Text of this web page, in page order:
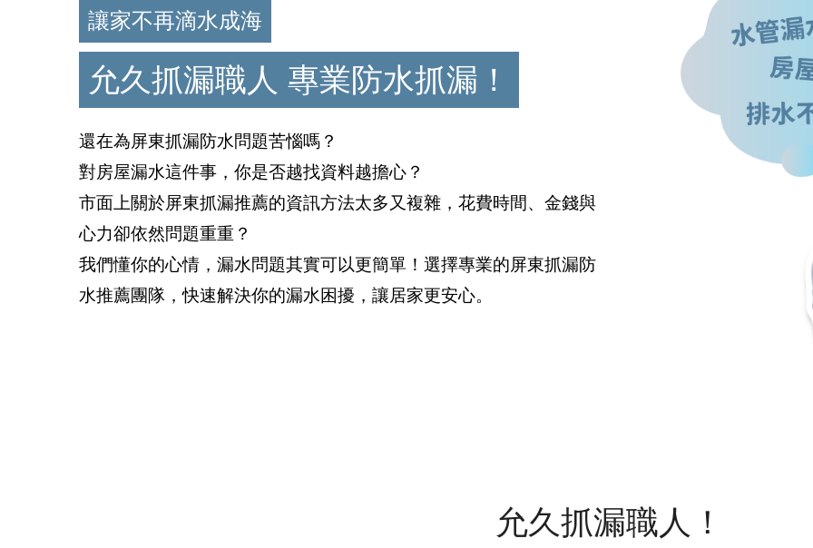
讓家不再滴水成海
允久抓漏職人 專業防水抓漏！
還在為屏東抓漏防水問題苦惱嗎？
對房屋漏水這件事，你是否越找資料越擔心？
市面上關於屏東抓漏推薦的資訊方法太多又複雜，花費時間、金錢與
心力卻依然問題重重？
我們懂你的心情，漏水問題其實可以更簡單！選擇專業的屏東抓漏防
水推薦團隊，快速解決你的漏水困擾，讓居家更安心。
允久抓漏職人！